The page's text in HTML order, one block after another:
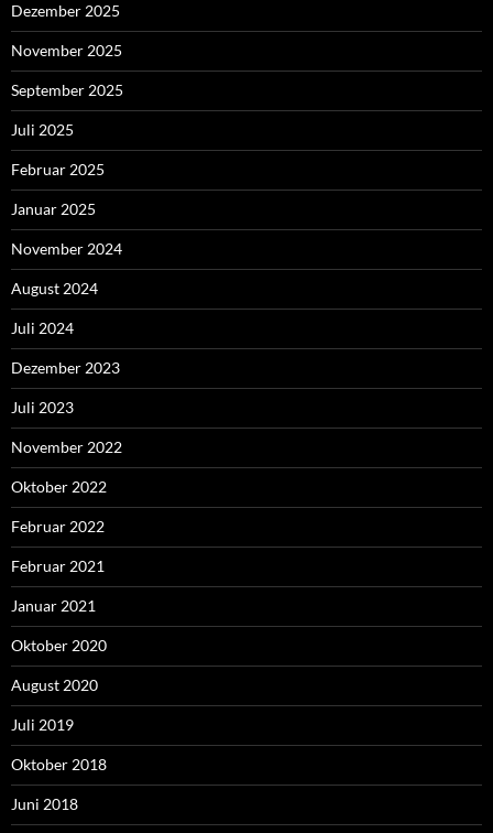
Dezember 2025
November 2025
September 2025
Juli 2025
Februar 2025
Januar 2025
November 2024
August 2024
Juli 2024
Dezember 2023
Juli 2023
November 2022
Oktober 2022
Februar 2022
Februar 2021
Januar 2021
Oktober 2020
August 2020
Juli 2019
Oktober 2018
Juni 2018